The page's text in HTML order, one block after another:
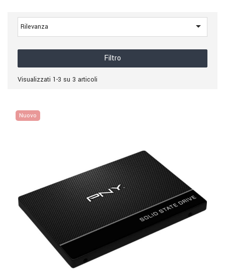
Rilevanza 
Filtro
Visualizzati 1-3 su 3 articoli
Nuovo